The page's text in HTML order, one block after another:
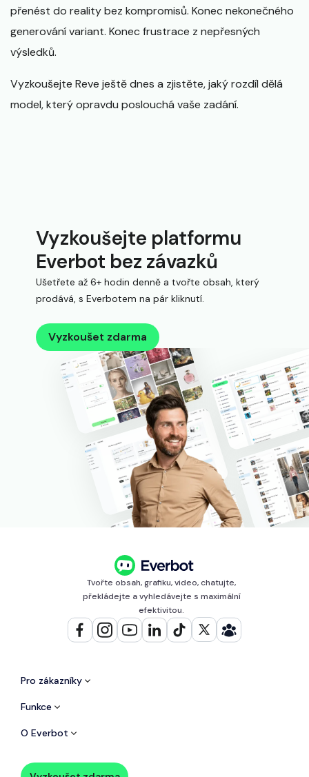
přenést do reality bez kompromisů. Konec nekonečného
generování variant. Konec frustrace z nepřesných
výsledků.
Vyzkoušejte Reve ještě dnes a zjistěte, jaký rozdíl dělá
model, který opravdu poslouchá vaše zadání.
Vyzkoušejte platformu
Everbot bez závazků
Ušetřete až 6+ hodin denně a tvořte obsah, který
prodává, s Everbotem na pár kliknutí.
Vyzkoušet zdarma
Tvořte obsah, grafiku, video, chatujte,
překládejte a vyhledávejte s maximální
efektivitou.
Pro zákazníky
Funkce
O Everbot